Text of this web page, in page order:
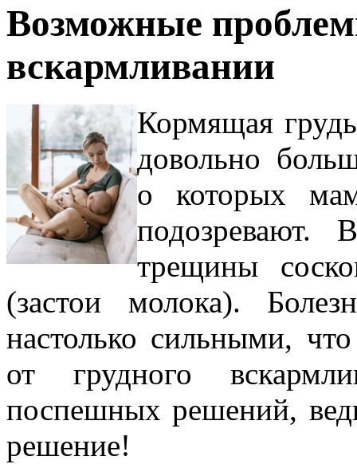
Возможные
вскармливании
Кормящая
довольно
о которых
подозревают.
трещины
(застои молока).
настолько сильными,
от грудного
поспешных решений,
решение!